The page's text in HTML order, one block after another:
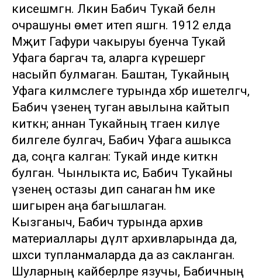
кисешмәгән. Ләкин Бабич Тукай белән
очрашуны өмет итеп яшәгән. 1912 елда
Мәҗит Гафури чакыруы буенча Тукай
Уфага баргач та, аларга күрешергә
насыйп булмаган. Баштан, Тукайның
Уфага килмәслеге турында хәбәр ишетелгәч,
Бабич үзенең туган авылына кайтып
киткән; аннан Тукайның тәгаен килүе
билгеле булгач, Бабич Уфага ашыкса
да, соңга калган: Тукай инде киткән
булган. Чынлыкта исә, Бабич Тукайны
үзенең остазы дип санаган һәм ике
шигырен аңа багышлаган.
Кызганыч, Бабич турында архив
материаллары дәүләт архивларында да,
шәхси тупланмаларда да аз сакланган.
Шуларның кайберләре язучы, Бабичның